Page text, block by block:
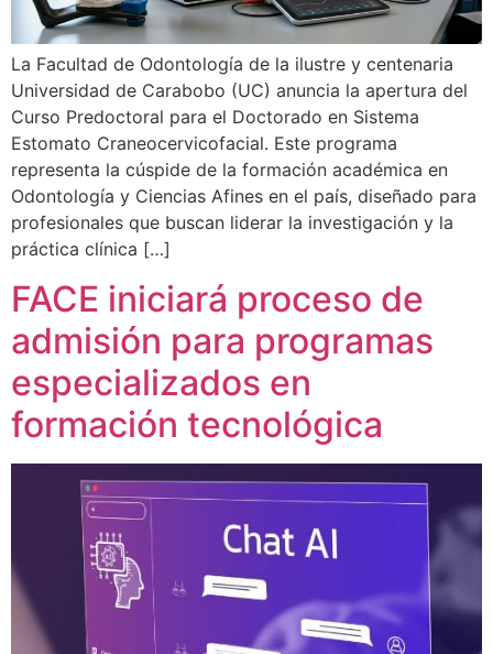
La Facultad de Odontología de la ilustre y centenaria
Universidad de Carabobo (UC) anuncia la apertura del
Curso Predoctoral para el Doctorado en Sistema
Estomato Craneocervicofacial. Este programa
representa la cúspide de la formación académica en
Odontología y Ciencias Afines en el país, diseñado para
profesionales que buscan liderar la investigación y la
práctica clínica […]
FACE iniciará proceso de
admisión para programas
especializados en
formación tecnológica